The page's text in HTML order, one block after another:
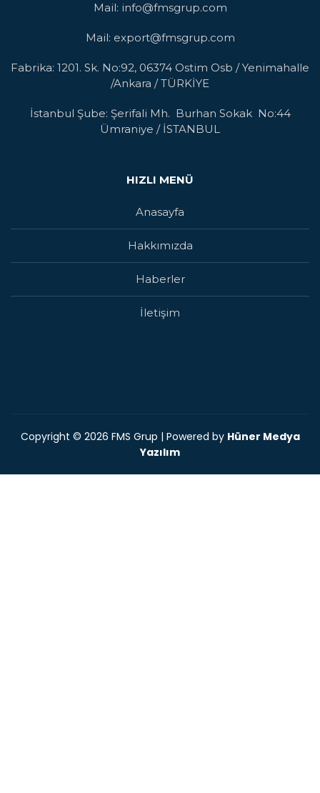
Mail: info@fmsgrup.com
Mail: export@fmsgrup.com
Fabrika: 1201. Sk. No:92, 06374 Ostim Osb / Yenimahalle
/Ankara / TÜRKİYE
İstanbul Şube: Şerifali Mh. Burhan Sokak No:44
Ümraniye / İSTANBUL
HIZLI MENÜ
Anasayfa
Hakkımızda
Haberler
İletişim
Copyright © 2026 FMS Grup | Powered by Hüner Medya
Yazılım